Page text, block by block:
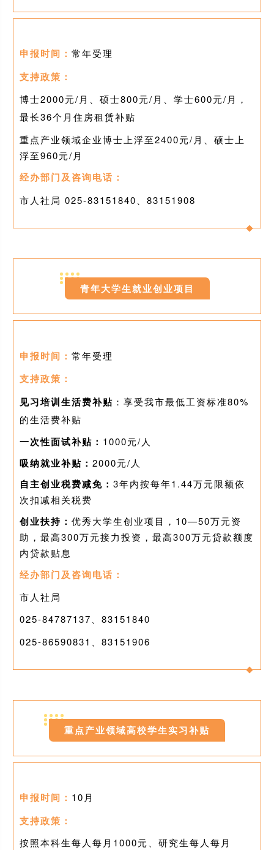
申报时间： 常年受理
支持政策：
博士2000元/月、硕士800元/月、学士600元/月，
最长36个月住房租赁补贴
重点产业领域企业博士上浮至2400元/月、硕士上
浮至960元/月
经办部门及咨询电话：
市人社局 025-83151840、83151908
青年大学生就业创业项目
申报时间： 常年受理
支持政策：
见习培训生活费补贴 ：享受我市最低工资标准80%
的生活费补贴
一次性面试补贴： 1000元/人
吸纳就业补贴： 2000元/人
自主创业税费减免： 3年内按每年1.44万元限额依
次扣减相关税费
创业扶持： 优秀大学生创业项目，10—50万元资
助，最高300万元接力投资，最高300万元贷款额度
内贷款贴息
经办部门及咨询电话：
市人社局
025-84787137、83151840
025-86590831、83151906
重点产业领域高校学生实习补贴
申报时间： 10月
支持政策：
按照本科生每人每月1000元、研究生每人每月